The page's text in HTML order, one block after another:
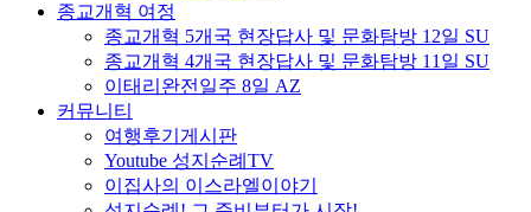
종교개혁 여정
종교개혁 5개국 현장답사 및 문화탐방 12일 SU
종교개혁 4개국 현장답사 및 문화탐방 11일 SU
이태리완전일주 8일 AZ
커뮤니티
여행후기게시판
Youtube 성지순례TV
이집사의 이스라엘이야기